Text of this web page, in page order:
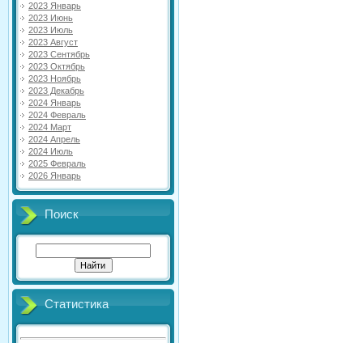
2023 Январь
2023 Июнь
2023 Июль
2023 Август
2023 Сентябрь
2023 Октябрь
2023 Ноябрь
2023 Декабрь
2024 Январь
2024 Февраль
2024 Март
2024 Апрель
2024 Июль
2025 Февраль
2026 Январь
Поиск
Статистика